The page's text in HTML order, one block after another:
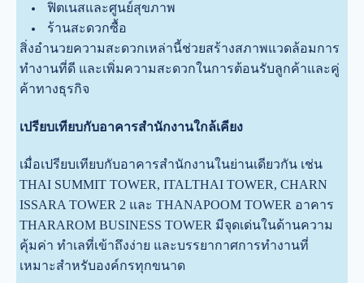
ฟิตเนสและศูนย์สุขภาพ
ร้านสะดวกซื้อ
สิ่งอำนวยความสะดวกเหล่านี้ช่วยสร้างสภาพแวดล้อมการ
ทำงานที่ดี และเพิ่มความสะดวกในการต้อนรับลูกค้าและคู่
ค้าทางธุรกิจ
เปรียบเทียบกับอาคารสำนักงานใกล้เคียง
เมื่อเปรียบเทียบกับอาคารสำนักงานในย่านเดียวกัน เช่น
THAI SUMMIT TOWER, ITALTHAI TOWER, CHARN
ISSARA TOWER 2 และ THANAPOOM TOWER อาคาร
THARAROM BUSINESS TOWER มีจุดเด่นในด้านความ
คุ้มค่า ทำเลที่เข้าถึงง่าย และบรรยากาศการทำงานที่
เหมาะสำหรับองค์กรทุกขนาด